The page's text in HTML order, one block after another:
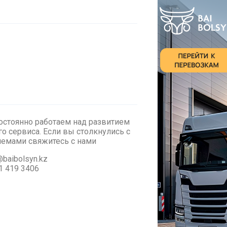
работаем над развитием
сервиса. Если вы столкнулись с
cвяжитесь с нами
419 3406